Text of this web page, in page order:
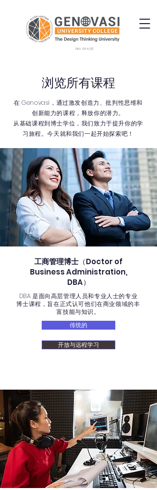
DKU 034 (B)
浏览所有课程
在 Genovasi，通过激发创造力、批判性思维和
创新能力的课程，释放你的潜力。
从基础课程到博士学位，我们致力于提升你的学
习旅程。今天就和我们一起开始探索吧！
工商管理博士 （Doctor of
Business Administration,
DBA）
DBA 是面向高层管理人员和专业人士的专业
博士课程，旨在正式认可他们在商业领域的丰
富技能与知识。
传统的
开放与远程学习